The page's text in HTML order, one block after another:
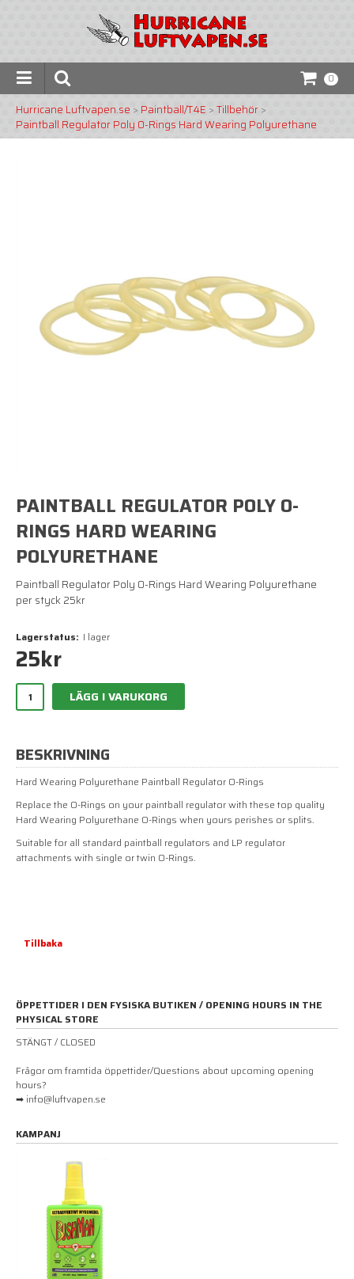
0
Hurricane Luftvapen.se > Paintball/T4E >Tillbehör>
Paintball Regulator Poly O-Rings Hard Wearing Polyurethane
PAINTBALL REGULATOR POLY O-
RINGS HARD WEARING
POLYURETHANE
Paintball Regulator Poly O-Rings Hard Wearing Polyurethane
per styck 25kr
Lagerstatus: I lager
25kr
LÄGG I VARUKORG
BESKRIVNING
Hard Wearing Polyurethane Paintball Regulator O-Rings
Replace the O-Rings on your paintball regulator with these top quality
Hard Wearing Polyurethane O-Rings when yours perishes or splits.
Suitable for all standard paintball regulators and LP regulator
attachments with single or twin O-Rings.
Tillbaka
ÖPPETTIDER I DEN FYSISKA BUTIKEN / OPENING HOURS IN THE
PHYSICAL STORE
STÄNGT / CLOSED
Frågor om framtida öppettider/Questions about upcoming opening
hours?
➡ info@luftvapen.se
KAMPANJ